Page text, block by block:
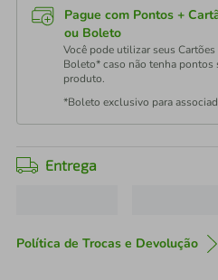
Pague com Pontos +
ou Boleto
Você pode utilizar seus
Boleto* caso não tenha pontos
produto.
*Boleto exclusivo para
Entrega
Política de Trocas e Devolução